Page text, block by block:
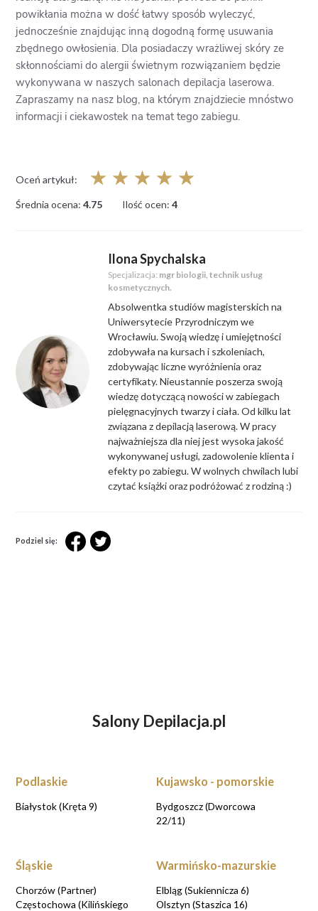
powikłania można w dość łatwy sposób wyleczyć,
jednocześnie znajdując inną dogodną formę usuwania
zbędnego owłosienia. Dla posiadaczy wrażliwej skóry ze
skłonnościami do alergii świetnym rozwiązaniem będzie
wykonywana w naszych salonach depilacja laserowa.
Zapraszamy na nasz blog, na którym znajdziecie mnóstwo
informacji i ciekawostek na temat tego zabiegu.
Oceń artykuł: ☆ ☆ ☆ ☆ ☆
Średnia ocena: 4.75 Ilość ocen: 4
Ilona Spychalska
Specjalizacja: mgr biologii, technik usług
kosmetycznych.
Absolwentka studiów magisterskich na
Uniwersytecie Przyrodniczym we
Wrocławiu. Swoją wiedzę i umiejętności
zdobywała na kursach i szkoleniach,
zdobywając liczne wyróżnienia oraz
certyfikaty. Nieustannie poszerza swoją
wiedzę dotyczącą nowości w zabiegach
pielęgnacyjnych twarzy i ciała. Od kilku lat
związana z depilacją laserową. W pracy
najważniejsza dla niej jest wysoka jakość
wykonywanej usługi, zadowolenie klienta i
efekty po zabiegu. W wolnych chwilach lubi
czytać książki oraz podróżować z rodziną :)
Podziel się:
ZASTANAWIASZ SIĘ NAD DEPILACJĄ
UMAWIAM KONSULTACJE
Salony Depilacja.pl
Podlaskie
Białystok (Kręta 9)
Kujawsko - pomorskie
Bydgoszcz (Dworcowa
22/11)
Śląskie
Chorzów (Partner)
Częstochowa (Kilińskiego
Warmińsko-mazurskie
Elbląg (Sukiennicza 6)
Olsztyn (Staszica 16)